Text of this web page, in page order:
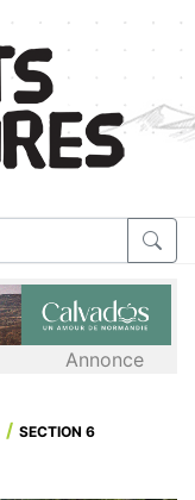
Annonce
SECTION 6